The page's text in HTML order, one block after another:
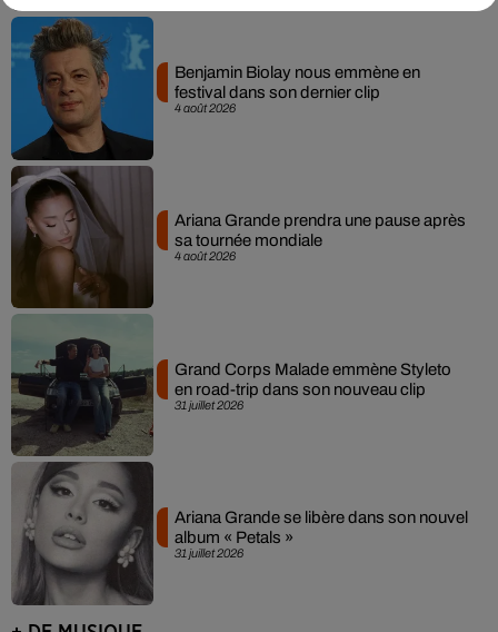
4 août 2026
Benjamin Biolay nous emmène en
festival dans son dernier clip
4 août 2026
Ariana Grande prendra une pause après
sa tournée mondiale
31 juillet 2026
Grand Corps Malade emmène Styleto
en road-trip dans son nouveau clip
31 juillet 2026
Ariana Grande se libère dans son nouvel
album « Petals »